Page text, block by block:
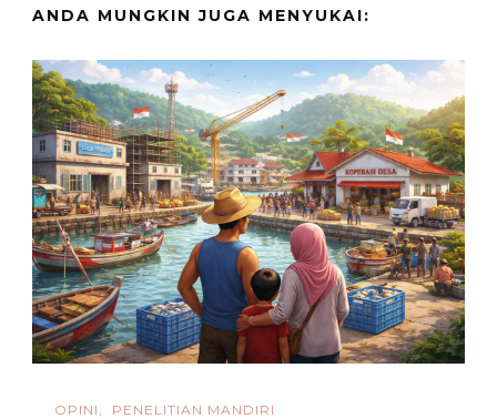
ANDA MUNGKIN JUGA MENYUKAI:
OPINI PENELITIAN MANDIRI